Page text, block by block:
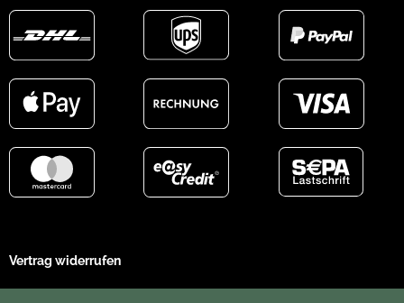
Vertrag widerrufen